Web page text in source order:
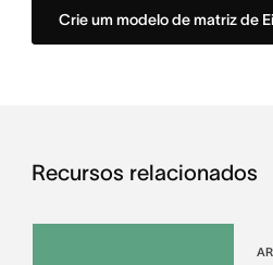
Crie um modelo de matriz de
Recursos relacionados